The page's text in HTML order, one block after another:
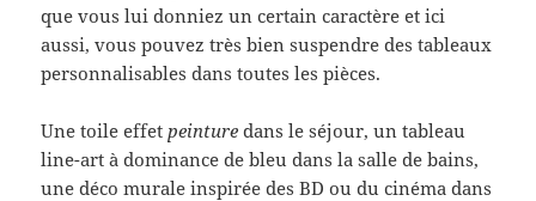
que vous lui donniez un certain caractère et ici
aussi, vous pouvez très bien suspendre des tableaux
personnalisables dans toutes les pièces.
Une toile effet peinture dans le séjour, un tableau
line-art à dominance de bleu dans la salle de bains,
une déco murale inspirée des BD ou du cinéma dans